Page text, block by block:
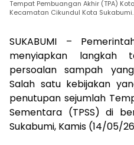
Tempat Pembuangan Akhir (TPA)
Kecamatan Cikundul Kota
SUKABUMI –
menyiapkan langkah
persoalan sampah
Salah satu kebijakan
penutupan sejumlah
Sementara (TPSS) di
Sukabumi, Kamis (14/05/